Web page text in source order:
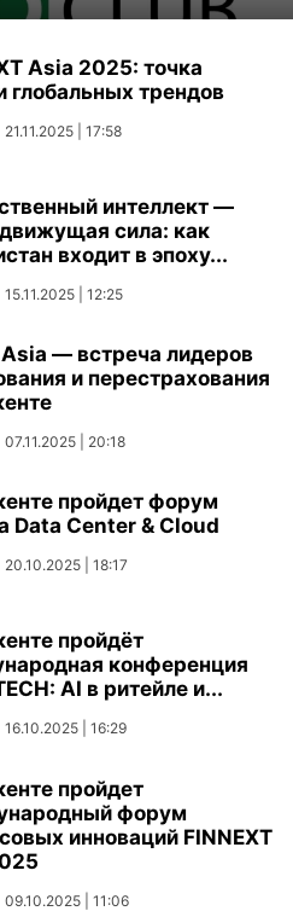
Asia 2025: точка
глобальных трендов
21.11.2025 | 17:58
интеллект —
сила: как
входит в эпоху...
15.11.2025 | 12:25
Asia — встреча лидеров
и перестрахования
07.11.2025 | 20:18
пройдет форум
Data Center & Cloud
20.10.2025 | 18:17
пройдёт
конференция
AI в ритейле и...
16.10.2025 | 16:29
пройдет
форум
инноваций FINNEXT
09.10.2025 | 11:06